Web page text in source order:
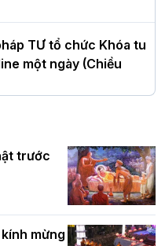
tỉnh
Đề trang
–
TP.
TƯ tổ chức Khóa tu
một ngày (Chiều
TƯ tổ chức Khóa tu
một ngày (Sáng
trước
mừng